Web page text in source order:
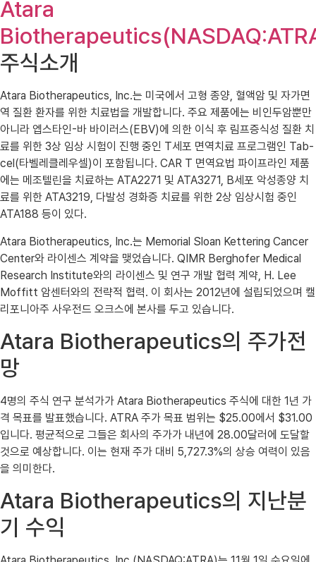
Atara
주식소개
Atara Biotherapeutics, Inc.는 미국에서 고형 종양, 혈액암 및 자가면
역 질환 환자를 위한 치료법을 개발합니다. 주요 제품에는 비인두암뿐만
아니라 엡스타인-바 바이러스(EBV)에 의한 이식 후 림프증식성 질환 치
료를 위한 3상 임상 시험이 진행 중인 T세포 면역치료 프로그램인 Tab-
cel(타벨레클레우셀)이 포함됩니다. CAR T 면역요법 파이프라인 제품
에는 메조텔린을 치료하는 ATA2271 및 ATA3271, B세포 악성종양 치
료를 위한 ATA3219, 다발성 경화증 치료를 위한 2상 임상시험 중인
ATA188 등이 있다.
Atara Biotherapeutics, Inc.는 Memorial Sloan Kettering Cancer
Center와 라이센스 계약을 맺었습니다. QIMR Berghofer Medical
Research Institute와의 라이센스 및 연구 개발 협력 계약, H. Lee
Moffitt 암센터와의 전략적 협력. 이 회사는 2012년에 설립되었으며 캘
리포니아주 사우전드 오크스에 본사를 두고 있습니다.
Atara Biotherapeutics의 주가전
망
4명의 주식 연구 분석가가 Atara Biotherapeutics 주식에 대한 1년 가
격 목표를 발표했습니다. ATRA 주가 목표 범위는 $25.00에서 $31.00
입니다. 평균적으로 그들은 회사의 주가가 내년에 28.00달러에 도달할
것으로 예상합니다. 이는 현재 주가 대비 5,727.3%의 상승 여력이 있음
을 의미한다.
Atara Biotherapeutics의 지난분
기 수익